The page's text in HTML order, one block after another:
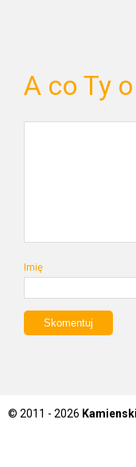
A co Ty
Imię
© 2011 - 2026